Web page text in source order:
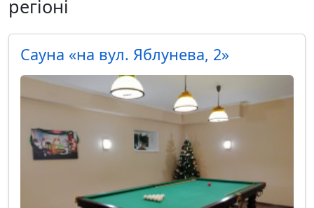
регіоні
Сауна «на вул. Яблунева, 2»